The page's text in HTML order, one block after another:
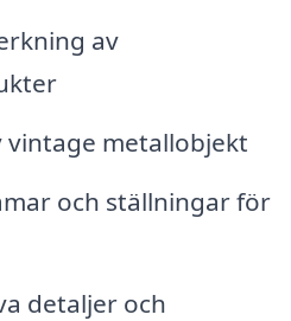
av
metallobjekt
och ställningar för
detaljer och